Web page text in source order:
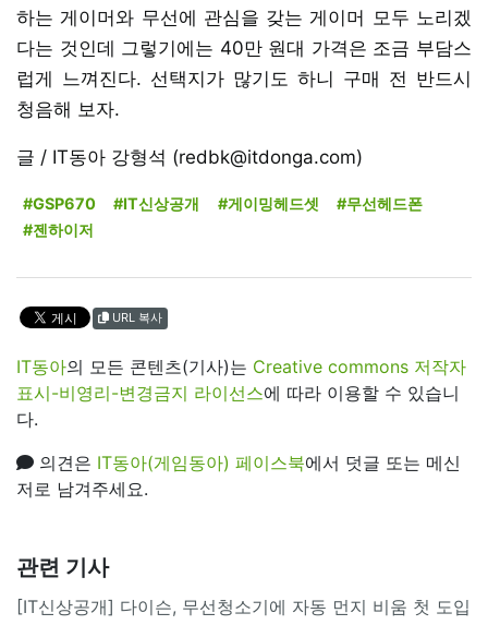
하는 게이머와 무선에 관심을 갖는 게이머 모두 노리겠
다는 것인데 그렇기에는 40만 원대 가격은 조금 부담스
럽게 느껴진다. 선택지가 많기도 하니 구매 전 반드시
청음해 보자.
글 / IT동아 강형석 (redbk@itdonga.com)
#GSP670 #IT신상공개 #게이밍헤드셋
#무선헤드폰
#젠하이저
URL 복사
IT동아의 모든 콘텐츠(기사)는 Creative commons 저작자
표시-비영리-변경금지 라이선스에 따라 이용할 수 있습니
다.
의견은 IT동아(게임동아) 페이스북에서 덧글 또는 메신
저로 남겨주세요.
관련 기사
[IT신상공개] 다이슨, 무선청소기에 자동 먼지 비움 첫 도입